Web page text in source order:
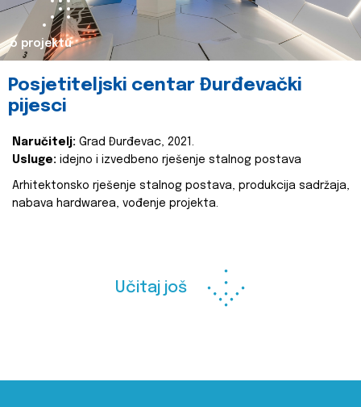
o projektu
Posjetiteljski centar Đurđevački
pijesci
Naručitelj: Grad Đurđevac, 2021.
Usluge: idejno i izvedbeno rješenje stalnog postava
Arhitektonsko rješenje stalnog postava, produkcija sadržaja,
nabava hardwarea, vođenje projekta.
Učitaj još